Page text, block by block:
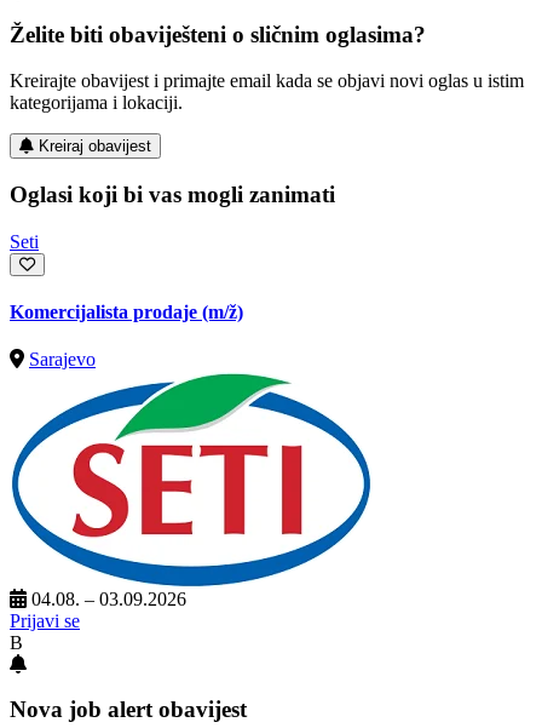
Želite biti obaviješteni o sličnim oglasima?
Kreirajte obavijest i primajte email kada se objavi novi oglas u istim
kategorijama i lokaciji.
Kreiraj obavijest
Oglasi koji bi vas mogli zanimati
Seti
Komercijalista prodaje (m/ž)
Sarajevo
04.08. – 03.09.2026
Prijavi se
B
Nova job alert obavijest